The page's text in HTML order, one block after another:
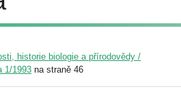
historie biologie a přírodovědy /
1/1993 na straně 46